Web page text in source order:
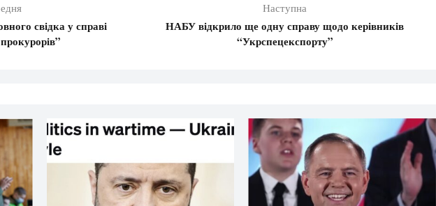
свідка у справі
Наступна
НАБУ відкрило ще одну справу щодо керівників
“Укрспецекспорту”